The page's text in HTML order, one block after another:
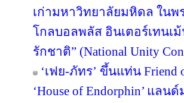
เก่ามหาวิทยาลัยมหิดล ใน
โกลบอลพลัส อินเตอร์เทนเ
รักชาติ” (National Unity
‘เฟย-ภัทร’ ขึ้นแท่น
‘House of Endorphin’ แล